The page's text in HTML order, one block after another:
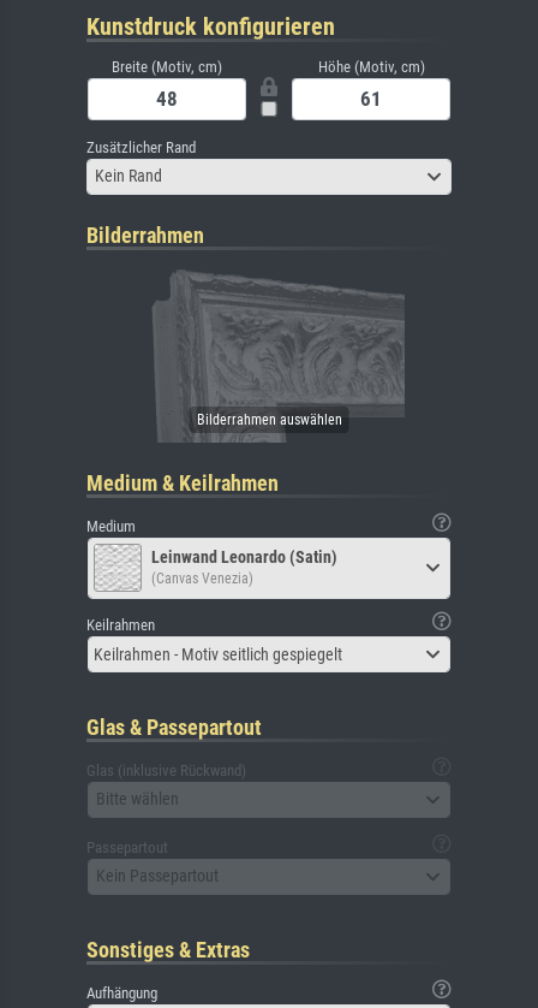
Kunstdruck konfigurieren
Breite (Motiv, cm) Höhe (Motiv, cm)
Zusätzlicher Rand
Kein Rand
Bilderrahmen
Medium & Keilrahmen
Medium
Leinwand Leonardo (Satin)
(Canvas Venezia)
Keilrahmen
Keilrahmen - Motiv seitlich gespiegelt
Glas & Passepartout
Glas (inklusive Rückwand)
Bitte wählen
Passepartout
Kein Passepartout
Sonstiges & Extras
Aufhängung